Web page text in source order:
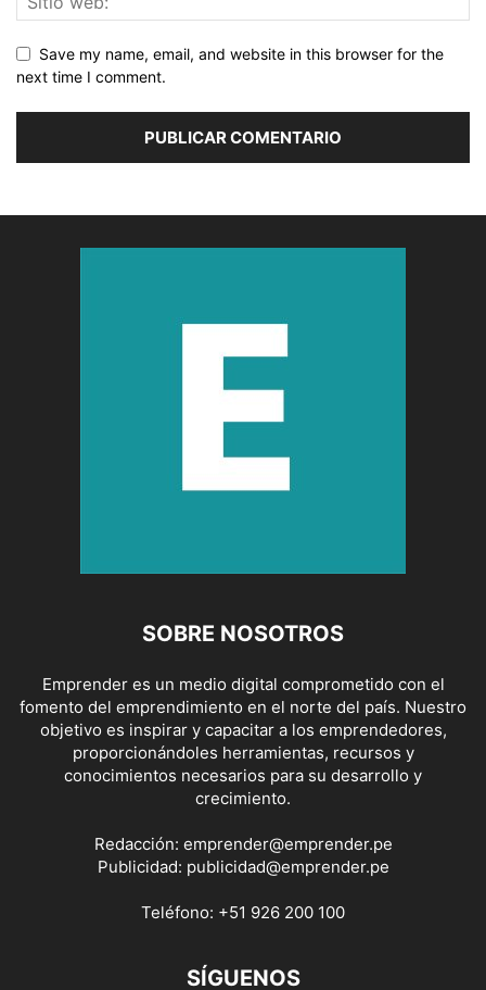
Save my name, email, and website in this browser for the
next time I comment.
SOBRE NOSOTROS
Emprender es un medio digital comprometido con el
fomento del emprendimiento en el norte del país. Nuestro
objetivo es inspirar y capacitar a los emprendedores,
proporcionándoles herramientas, recursos y
conocimientos necesarios para su desarrollo y
crecimiento.
Redacción: emprender@emprender.pe
Publicidad: publicidad@emprender.pe
Teléfono: +51 926 200 100
SÍGUENOS